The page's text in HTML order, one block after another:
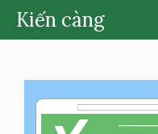
Chuyển
đến
dung
Kiến càng